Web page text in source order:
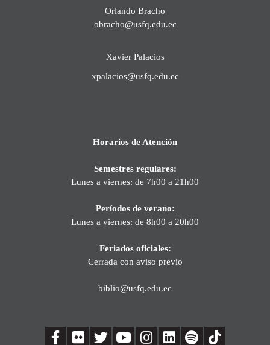
Orlando Bracho
obracho@usfq.edu.ec
Xavier Palacios
xpalacios@usfq.edu.ec
Horarios de Atención
Semestres regulares:
Lunes a viernes: de 7h00 a 21h00
Períodos de verano:
Lunes a viernes: de 8h00 a 20h00
Feriados oficiales:
Cerrada con aviso previo
biblio@usfq.edu.ec